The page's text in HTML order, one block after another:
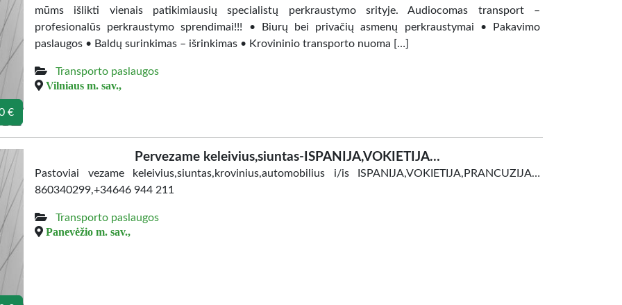
€
mūms išlikti vienais patikimiausių specialistų perkraustymo srityje. Audiocomas transport –
profesionalūs perkraustymo sprendimai!!! • Biurų bei privačių asmenų perkraustymai • Pakavimo
paslaugos • Baldų surinkimas – išrinkimas • Krovininio transporto nuoma […]
Transporto paslaugos
Vilniaus m. sav.,
Pervezame keleivius,siuntas-ISPANIJA,VOKIETIJA…
Pastoviai vezame keleivius,siuntas,krovinius,automobilius i/is ISPANIJA,VOKIETIJA,PRANCUZIJA…
860340299,+34646 944 211
Transporto paslaugos
Panevėžio m. sav.,